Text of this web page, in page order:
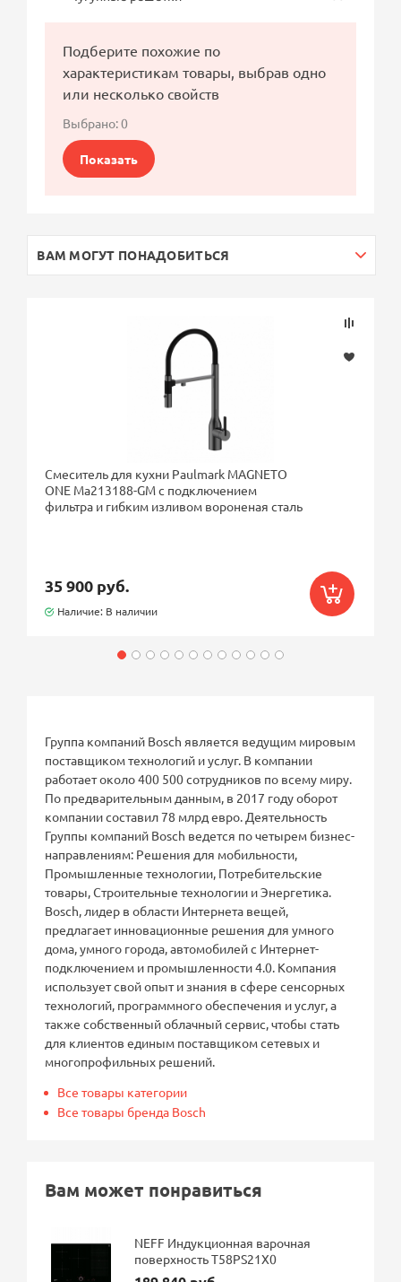
Подберите похожие по
характеристикам товары, выбрав одно
или несколько свойств
Выбрано:0
Показать
ВАМ МОГУТ ПОНАДОБИТЬСЯ
Смеситель для кухни Paulmark MAGNETO
ONE Ma213188-GM с подключением
фильтра и гибким изливом вороненая сталь
35 900 руб.
Наличие: В наличии
Группа компаний Bosch является ведущим мировым
поставщиком технологий и услуг. В компании
работает около 400 500 сотрудников по всему миру.
По предварительным данным, в 2017 году оборот
компании составил 78 млрд евро. Деятельность
Группы компаний Bosch ведется по четырем бизнес-
направлениям: Решения для мобильности,
Промышленные технологии, Потребительские
товары, Строительные технологии и Энергетика.
Bosch, лидер в области Интернета вещей,
предлагает инновационные решения для умного
дома, умного города, автомобилей с Интернет-
подключением и промышленности 4.0. Компания
использует свой опыт и знания в сфере сенсорных
технологий, программного обеспечения и услуг, а
также собственный облачный сервис, чтобы стать
для клиентов единым поставщиком сетевых и
многопрофильных решений.
Все товары категории
Все товары бренда Bosch
Вам может понравиться
NEFF Индукционная варочная
поверхность T58PS21X0